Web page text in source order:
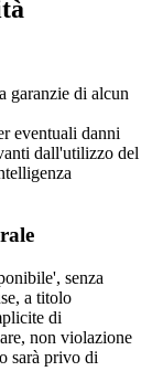
garanzie di alcun
eventuali danni
dall'utilizzo del
senza
a titolo
di
non violazione
sarà privo di